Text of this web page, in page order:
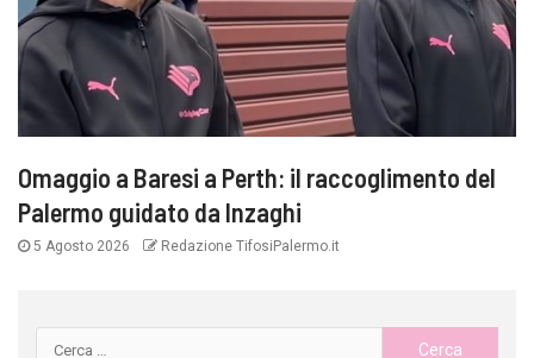
Omaggio a Baresi a Perth: il raccoglimento del
Palermo guidato da Inzaghi
5 Agosto 2026 Redazione TifosiPalermo.it